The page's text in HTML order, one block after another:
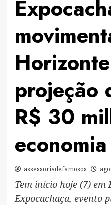
projeção
R$ 30
economia
assessoriadefamosos
Tem início hoje (7) em
Expocachaça, evento